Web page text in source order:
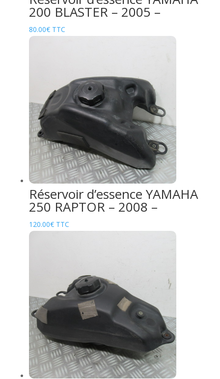
200 BLASTER – 2005 –
80.00€ TTC
Réservoir d’essence YAMAHA
250 RAPTOR – 2008 –
120.00€ TTC